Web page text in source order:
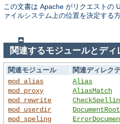
この文書は Apache がリクエストの
ァイルシステム上の位置を決定する
関連するモジュールとディ
関連モジュール
関連ディレク
mod_alias
mod_proxy
mod_rewrite
mod_userdir
mod_speling
Alias
AliasMatch
DocumentRoot